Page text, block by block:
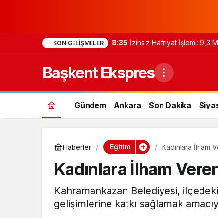
SON GELIŞMELER 8:35 İzinsiz Hafriyat İşlemi: 9,3
Başkent Ekspres
Gündem Ankara Son Dakika
Haberler Eğitim Kadınlara İlham
Kadınlara İlham
Kahramankazan Belediyesi,
gelişimlerine katkı sağlamak